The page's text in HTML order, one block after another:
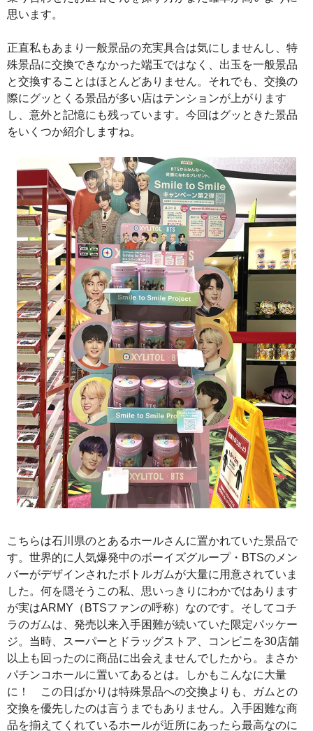
思います。
正直私もあまり一般景品の充実具合は気にしませんし、特
殊景品に交換できなかった端玉ではなく、出玉を一般景品
と交換することはほとんどありません。それでも、交換の
際にグッとくる景品が多い店はテンションが上がります
し、意外と記憶にも残っています。今回はグッときた景品
をいくつか紹介しますね。
こちらは石川県のとあるホールさんに置かれていた景品で
す。世界的に人気爆発中のボーイズグループ・BTSのメン
バーがデザインされたボトルガムが大量に用意されていま
した。何を隠そうこの私、思いっきりにわかではあります
が実はARMY（BTSファンの呼称）なのです。そしてコチ
ラのガムは、発売以来入手困難が続いていた限定パッケー
ジ。当時、スーパーとドラッグストア、コンビニを30店舗
以上も回ったのに商品に出会えませんでしたから。まさか
パチンコホールに置いてあるとは。しかもこんなに大量
に！ この日ばかりは特殊景品への交換よりも、ガムとの
交換を優先したのは言うまでもありません。入手困難な商
品を揃えてくれているホールが近所にあったら最高なのに